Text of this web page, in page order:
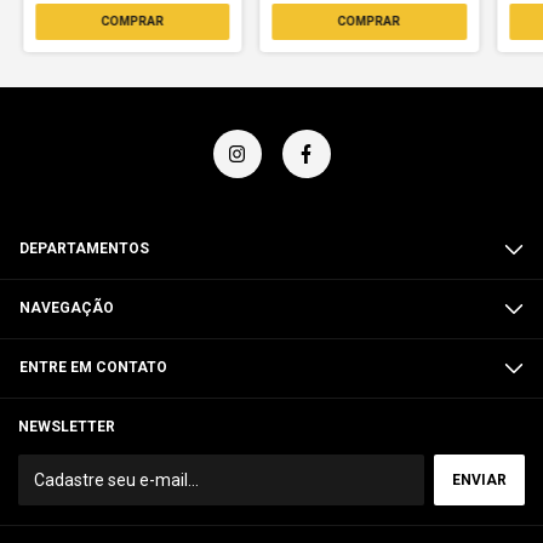
DEPARTAMENTOS
NAVEGAÇÃO
ENTRE EM CONTATO
NEWSLETTER